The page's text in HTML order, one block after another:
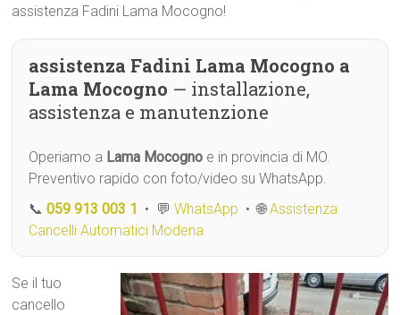
assistenza Fadini Lama Mocogno!
assistenza Fadini Lama Mocogno a
Lama Mocogno — installazione,
assistenza e manutenzione
Operiamo a Lama Mocogno e in provincia di MO.
Preventivo rapido con foto/video su WhatsApp.
📞059 913 003 1 • 💬WhatsApp • 🌐Assistenza
Cancelli Automatici Modena
Se il tuo
cancello